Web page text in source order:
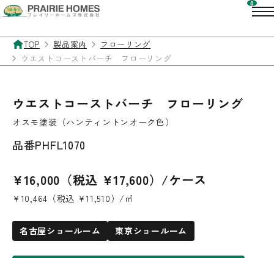
TOP 製品案内
フローリング
ウエストコーストバーチ フローリング
ウエストコーストバーチ フローリング
オスモ塗装（ハンティントンオーク色）
品番PHFL1070
¥16,000（税込 ¥17,600）/ケース
¥10,464（税込 ¥11,510）/㎡
名古屋ショールーム 東京ショールーム